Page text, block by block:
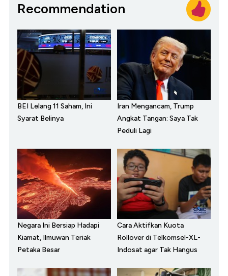
Recommendation
BEI Lelang 11 Saham, Ini
Syarat Belinya
Iran Mengancam, Trump
Angkat Tangan: Saya Tak
Peduli Lagi
Negara Ini Bersiap Hadapi
Kiamat, Ilmuwan Teriak
Petaka Besar
Cara Aktifkan Kuota
Rollover di Telkomsel-XL-
Indosat agar Tak Hangus